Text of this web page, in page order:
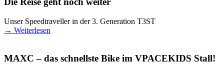
Unser Speedtraveller in der 3. Generation T3ST
→ Weiterlesen
MAXC – das schnellste Bike im VPACEKIDS Stall!